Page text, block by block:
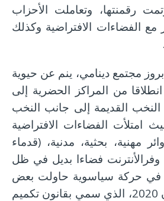
رقمنتها، وتعاملت الأحزاب
الفضاءات الافتراضية وكذلك
مجتمع دينامي، ينم عن حيوية
من المراكز الحضرية إلى
القديمة إلى جانب النخب
امتلأت الفضاءات الافتراضية
مهنية، بحثية، مدنية، (قدماء
فضاءا بديل في ظل
في حركة سياسوية حاولت بعض
الجهات إدخال قانون 2020، الذي سمي بقانون تكميم